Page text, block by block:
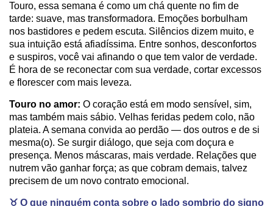
Touro, essa semana é como um chá quente no fim de
tarde: suave, mas transformadora. Emoções borbulham
nos bastidores e pedem escuta. Silêncios dizem muito, e
sua intuição está afiadíssima. Entre sonhos, desconfortos
e suspiros, você vai afinando o que tem valor de verdade.
É hora de se reconectar com sua verdade, cortar excessos
e florescer com mais leveza.
Touro no amor: O coração está em modo sensível, sim,
mas também mais sábio. Velhas feridas pedem colo, não
plateia. A semana convida ao perdão — dos outros e de si
mesma(o). Se surgir diálogo, que seja com doçura e
presença. Menos máscaras, mais verdade. Relações que
nutrem vão ganhar força; as que cobram demais, talvez
precisem de um novo contrato emocional.
♉️ O que ninguém conta sobre o lado sombrio do signo